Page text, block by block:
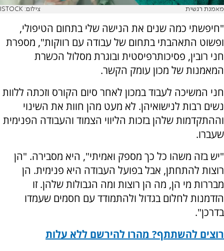
מאמנת רגשית צילום: ISTOCK
"חיפשתי כמה שנים את הנישה שלי בתחום הטיפולי,
ופשוט התאהבתי בתחום של עבודה עם רווקות", מספרת
חני רובין, פסיכותרפיסטית ובוגרת מסלול הכשרת
המאמנות של מכון עומק הקשר.
חני המשיכה לעבוד במכון לאחר סיום הקורס וזכתה ללוות
נשים רבות לנישואיהן. לא מעט מהן חוות את השינוי
וההתקדמות שלהן בזכות הליווי הצמוד והעבודה הפנימית
שעברו.
"יש בזה משהו כל כך מספק ואמיתי", היא מסבירה. "הן
רוצות להתחתן, אבל בפועל העבודה היא פנימית. הן
מבררות מי הן, מה הן רוצות ומה הגבולות שלהן. זו
הזדמנות לחלום בגדול ולהתמודד עם חסמים שעמדו
בדרכן".
רוצים להשתתף? מהרו להירשם ללא עלות